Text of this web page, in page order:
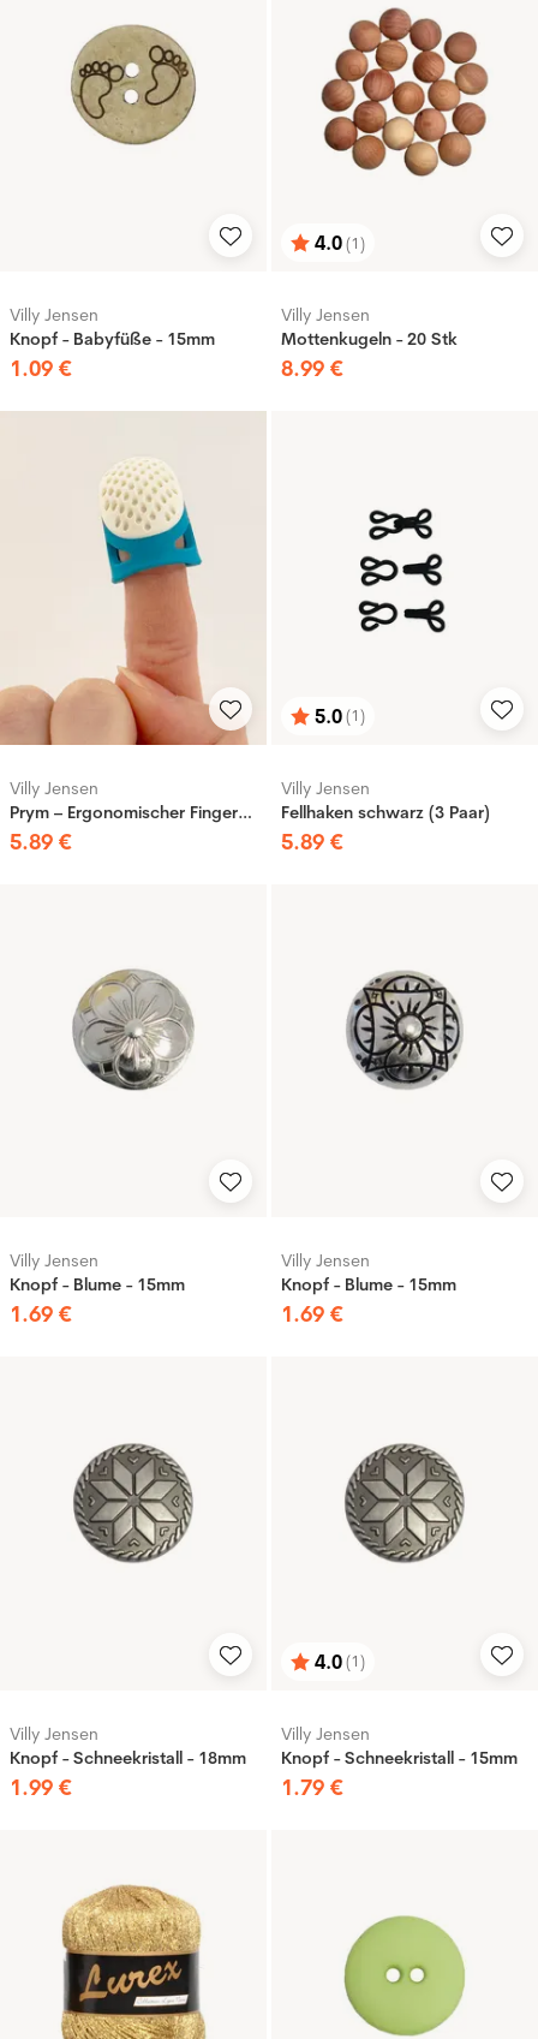
Villy Jensen
Knopf - Babyfüße - 15mm
1.09 €
Bewertung:
4.0(1)
von 5 Sternen
Villy Jensen
Mottenkugeln - 20 Stk
8.99 €
Villy Jensen
Prym – Ergonomischer Fingerhut, X-Large
5.89 €
Bewertung:
5.0(1)
von 5 Sternen
Villy Jensen
Fellhaken schwarz (3 Paar)
5.89 €
Villy Jensen
Knopf - Blume - 15mm
1.69 €
Villy Jensen
Knopf - Blume - 15mm
1.69 €
Villy Jensen
Knopf - Schneekristall - 18mm
1.99 €
Bewertung:
4.0(1)
von 5 Sternen
Villy Jensen
Knopf - Schneekristall - 15mm
1.79 €